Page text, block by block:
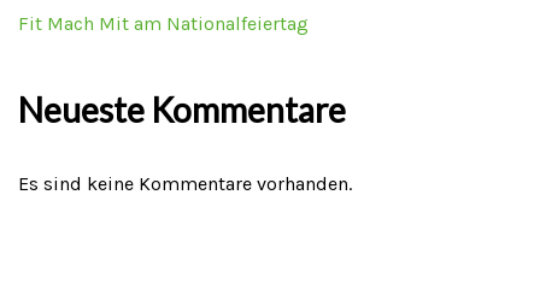
Fit Mach Mit am Nationalfeiertag
Neueste Kommentare
Es sind keine Kommentare vorhanden.